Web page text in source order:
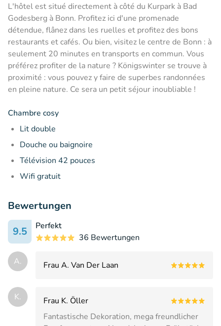
L'hôtel est situé directement à côté du Kurpark à Bad
Godesberg à Bonn. Profitez ici d'une promenade
détendue, flânez dans les ruelles et profitez des bons
restaurants et cafés. Ou bien, visitez le centre de Bonn : à
seulement 20 minutes en transports en commun. Vous
préférez profiter de la nature ? Königswinter se trouve à
proximité : vous pouvez y faire de superbes randonnées
en pleine nature. Ce sera un petit séjour inoubliable !
Chambre cosy
Lit double
Douche ou baignoire
Télévision 42 pouces
Wifi gratuit
Bewertungen
9.5
Perfekt
36 Bewertungen
A. Frau A. Van Der Laan
K.
Frau K. Öller
Fantastische Dekoration, mega freundlicher